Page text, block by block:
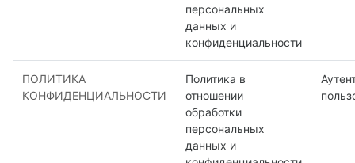
персональных
данных и
конфиденциальности
ПОЛИТИКА
КОНФИДЕНЦИАЛЬНОСТИ
Политика в
отношении
обработки
персональных
данных и